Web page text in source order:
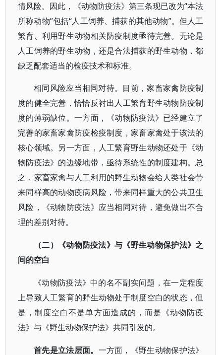
情风险。因此，《动物防疫法》第三条现已改为“本法
所称动物”包括“人工饲养、捕获的其他动物”。但人工
繁育、利用野生动物相关防疫制度亟待完善。无论是
人工饲养的野生动物，还是合法捕获的野生动物，都
缺乏配套适当的检疫技术和标准。
相同风险应当相同对待。目前，家畜家禽防疫制
度的健全完善，恰恰反衬出人工繁育野生动物防疫制
度的薄弱缺位。一方面，《动物防疫法》已经建立了
完善的家畜家禽防疫检疫制度，家畜家禽处于该法的
核心领域。另一方面，人工繁育野生动物还处于《动
物防疫法》的边缘地带，亟待系统性的制度建构。总
之，家畜家禽与人工利用的野生动物会给人类社会带
来同样高的动物疫病风险，带来同样重大的公共卫生
风险，《动物防疫法》应当相同对待，避免做出不合
理的差别对待。
（二）《动物防疫法》与《野生动物保护法》之
间的空白
《动物防疫法》中的名不副实问题，在一定程度
上导致人工繁育的野生动物处于制度空白的状态，但
是，制度空白不是单方面造成的，而是《动物防疫
法》与《野生动物保护法》共同引发的。
首先是立法层面。 一方面，《野生动物保护法》